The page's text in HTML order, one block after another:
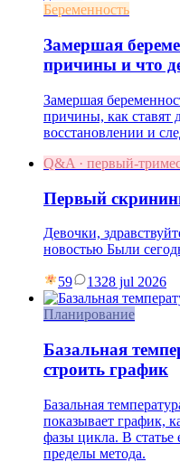
Беременность
Замершая
причины и что
Замершая
причины, как ставят
восстановлении и
Q&A · первый-
Первый
Девочки,
новостью Были
59 1328 jul 2026
Планирование
Базальная
строить график
Базальная
показывает график,
фазы цикла. В
пределы метода.